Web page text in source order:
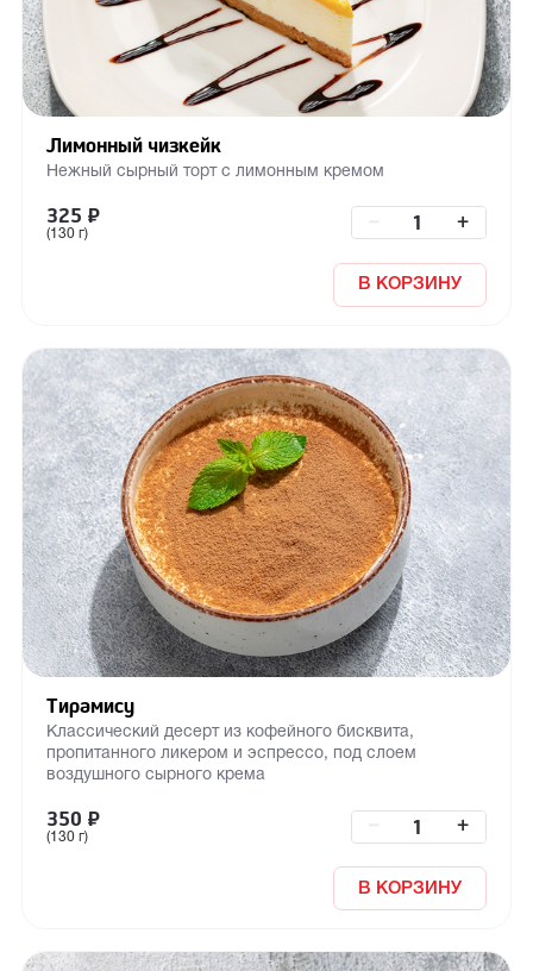
Лимонный чизкейк
Нежный сырный торт с лимонным кремом
325 ₽
(130 г)
+
В КОРЗИНУ
Тирамису
Классический десерт из кофейного бисквита,
пропитанного ликером и эспрессо, под слоем
воздушного сырного крема
350 ₽
(130 г)
+
В КОРЗИНУ